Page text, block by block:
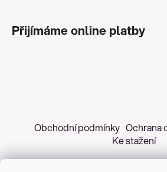
Přijímáme online platby
Obchodní podmínky Ochrana
Ke stažení